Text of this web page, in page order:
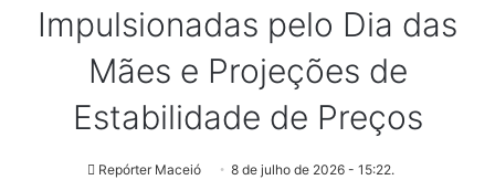
Impulsionadas pelo Dia das
Mães e Projeções de
Estabilidade de Preços
Repórter Maceió 8 de julho de 2026 - 15:22.